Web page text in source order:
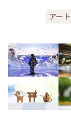
アー